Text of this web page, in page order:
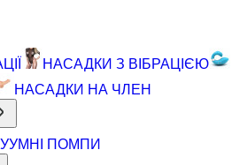
НАСАДКИ З ВІБРАЦІЄЮ
НАСАДКИ НА ЧЛЕН
ПОМПИ